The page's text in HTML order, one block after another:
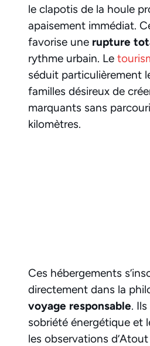
le clapotis de la houle
apaisement immédiat.
favorise une rupture
rythme urbain. Le
séduit particulièrement
familles désireux de
marquants sans
kilomètres.
Ces hébergements
directement dans la
voyage responsable.
sobriété énergétique et
les observations d’Atout